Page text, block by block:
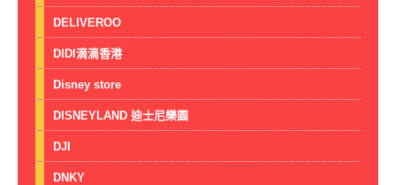
DELIVEROO
DIDI滴滴香港
Disney store
DISNEYLAND 迪士尼樂園
DJI
DNKY